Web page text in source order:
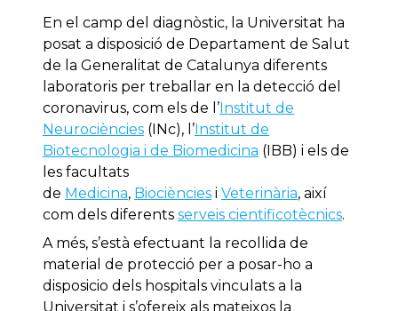
En el camp del diagnòstic, la Universitat ha
posat a disposició de Departament de Salut
de la Generalitat de Catalunya diferents
laboratoris per treballar en la detecció del
coronavirus, com els de l’Institut de
Neurociències (INc), l’Institut de
Biotecnologia i de Biomedicina (IBB) i els de
les facultats
de Medicina, Biociències i Veterinària, així
com dels diferents serveis cientificotècnics.
A més, s’està efectuant la recollida de
material de protecció per a posar-ho a
disposicio dels hospitals vinculats a la
Universitat i s’ofereix als mateixos la